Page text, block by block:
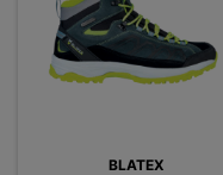
BLATEX